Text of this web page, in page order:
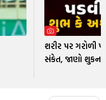
શરીર પર
સંકેત, જાણો શુકન